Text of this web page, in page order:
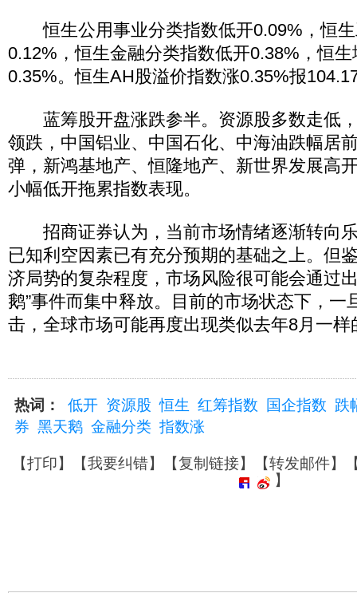
恒生公用事业分类指数低开0.09%，恒生
0.12%，恒生金融分类指数低开0.38%，恒
0.35%。恒生AH股溢价指数涨0.35%报
蓝筹股开盘涨跌参半。资源股多数走低
领跌，中国铝业、中国石化、中海油跌幅居
弹，新鸿基地产、恒隆地产、新世界发展高
小幅低开拖累指数表现。
招商证券认为，当前市场情绪逐渐转向
已知利空因素已有充分预期的基础之上。但
济局势的复杂程度，市场风险很可能会通过
鹅”事件而集中释放。目前的市场状态下，一
击，全球市场可能再度出现类似去年8月一
热词： 低开 资源股 恒生 红筹指数 国企指数 跌
券 黑天鹅 金融分类 指数涨
【打印】【我要纠错】【复制链接】【转发邮件】
】